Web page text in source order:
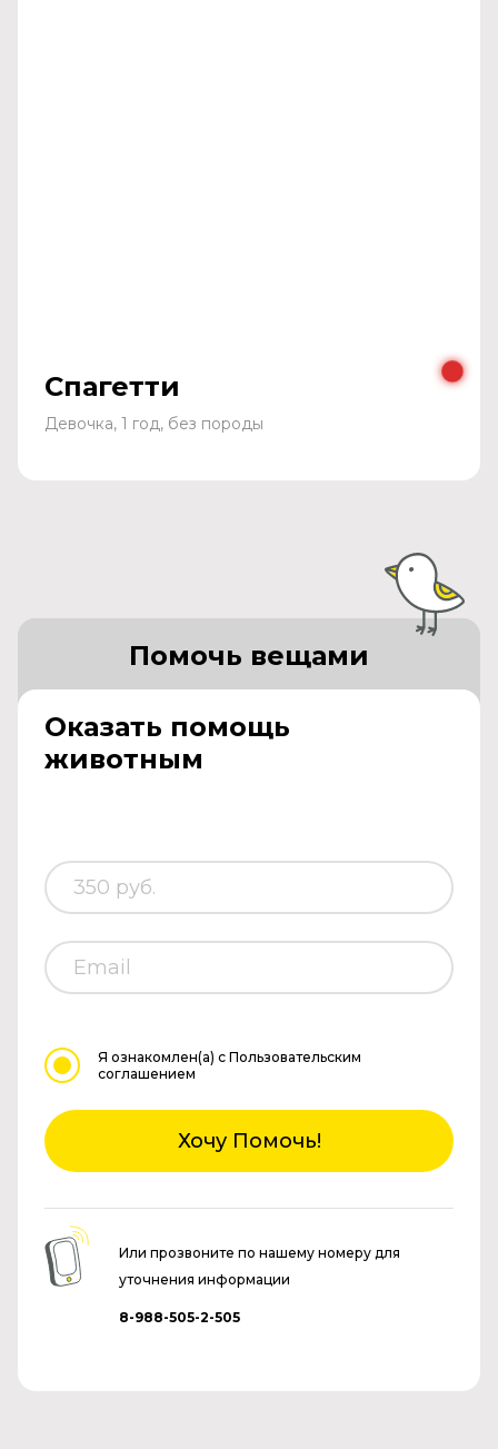
Спагетти
Девочка, 1 год, без породы
Оказать помощь
животным
Помочь вещами
Я ознакомлен(а) с Пользовательским
соглашением
Хочу Помочь!
Или прозвоните по нашему номеру для
уточнения информации
8-988-505-2-505